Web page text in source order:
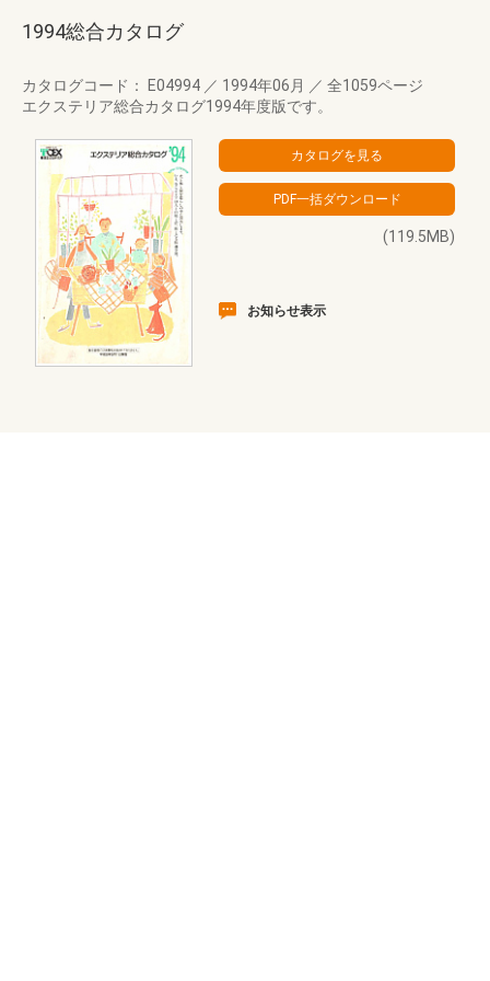
1994総合カタログ
カタログコード： E04994 ／ 1994年06月 ／ 全1059ページ
エクステリア総合カタログ1994年度版です。
(119.5MB)
お知らせ表示